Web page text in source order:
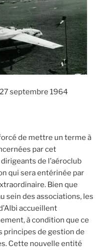
septembre 1964
forcé de mettre un terme à
par cet
de l’aéroclub
qui sera entérinée par
Bien que
sein des associations, les
accueillent
à condition que ce
principes de gestion de
Cette nouvelle entité